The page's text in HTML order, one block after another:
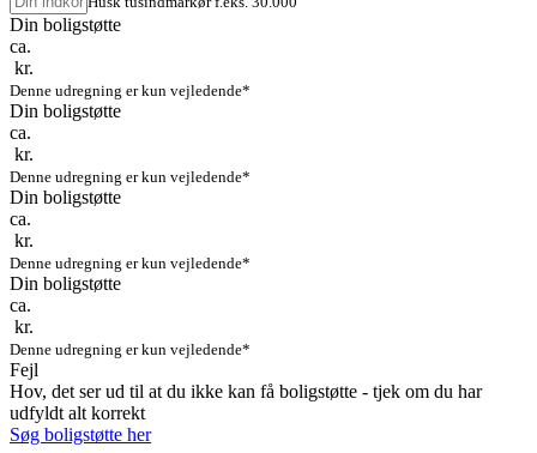
Din boligstøtte
ca.
kr.
Denne udregning er kun vejledende*
Din boligstøtte
ca.
kr.
Denne udregning er kun vejledende*
Din boligstøtte
ca.
kr.
Denne udregning er kun vejledende*
Din boligstøtte
ca.
kr.
Denne udregning er kun vejledende*
Fejl
Hov, det ser ud til at du ikke kan få boligstøtte - tjek om du har
udfyldt alt korrekt
Søg boligstøtte her